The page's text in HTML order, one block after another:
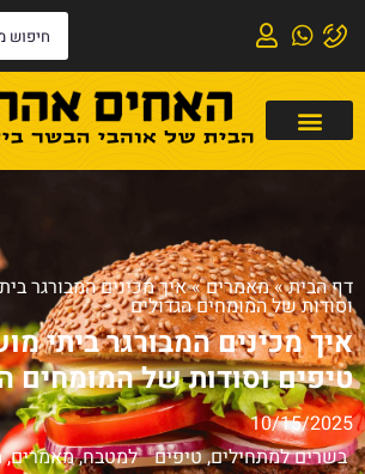
דף הבית»מאמרים»איך מכינים המבורגר
וסודות של המומחים הגדולים
איך מכינים המבורגר ביתי
טיפים וסודות של המומחים
10/15/2025
בשרים למתחילים,טיפים למטבח,מאמרים,